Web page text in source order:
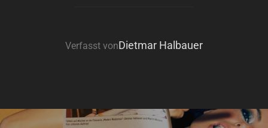
BEITRAGSAUTOR
Verfasst vonDietmar Halbauer
Beitragsnavigation